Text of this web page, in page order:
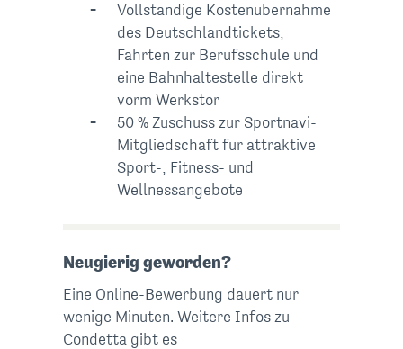
Vollständige Kostenübernahme
des Deutschlandtickets,
Fahrten zur Berufsschule und
eine Bahnhaltestelle direkt
vorm Werkstor
50 % Zuschuss zur Sportnavi-
Mitgliedschaft für attraktive
Sport-, Fitness- und
Wellnessangebote
Neugierig geworden?
Eine Online-Bewerbung dauert nur
wenige Minuten. Weitere Infos zu
Condetta gibt es